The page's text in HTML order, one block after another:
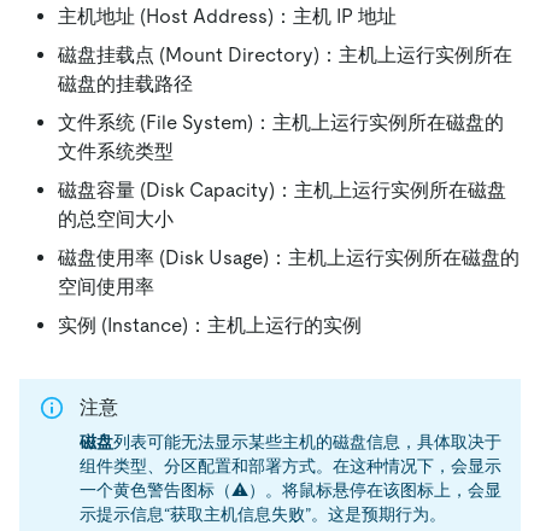
主机地址 (Host Address)：主机 IP 地址
磁盘挂载点 (Mount Directory)：主机上运行实例所在
磁盘的挂载路径
文件系统 (File System)：主机上运行实例所在磁盘的
文件系统类型
磁盘容量 (Disk Capacity)：主机上运行实例所在磁盘
的总空间大小
磁盘使用率 (Disk Usage)：主机上运行实例所在磁盘的
空间使用率
实例 (Instance)：主机上运行的实例
注意
磁盘列表可能无法显示某些主机的磁盘信息，具体取决于
组件类型、分区配置和部署方式。在这种情况下，会显示
一个黄色警告图标（⚠️）。将鼠标悬停在该图标上，会显
示提示信息“获取主机信息失败”。这是预期行为。